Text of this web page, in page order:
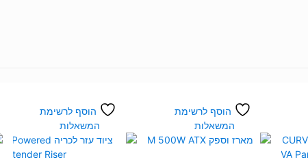
PD3.0
RJ45
USB-
הוסף לרשימת
המשאלות
הוסף לרשימת
המשאלות